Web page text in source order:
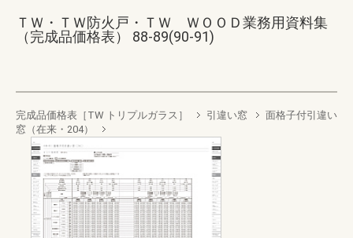
ＴＷ・ＴＷ防火戸・ＴＷ ＷＯＯＤ業務用資料集
（完成品価格表） 88-89(90-91)
完成品価格表［TW トリプルガラス］ 引違い窓
面格子付引違い
窓（在来・204）